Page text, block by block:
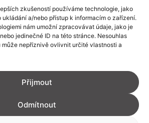
zkušeností používáme technologie, jako
ukládání a/nebo přístup k informacím o zařízení.
nám umožní zpracovávat údaje, jako je
jedinečné ID na této stránce. Nesouhlas
může nepříznivě ovlivnit určité vlastnosti a
Přijmout
Odmítnout
DPH: SK2023800273
marketingové soubory